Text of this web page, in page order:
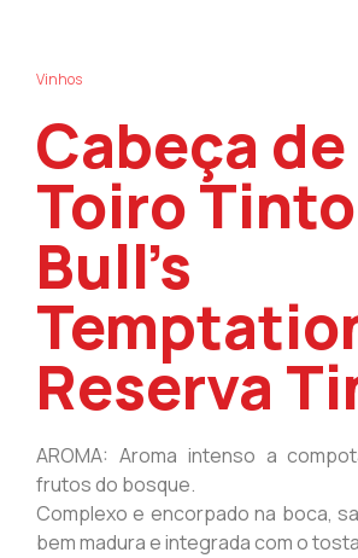
Vinhos
Cabeça de
Toiro Tinto
Bull’s
Reserva
AROMA: Aroma intenso a
frutos do bosque.
Complexo e encorpado na boca,
bem madura e integrada com o